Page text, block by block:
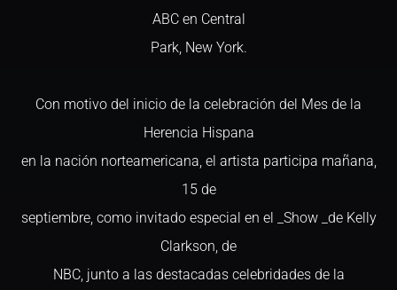
ABC en Central
Park, New York.
Con motivo del inicio de la celebración del Mes de la
Herencia Hispana
en la nación norteamericana, el artista participa mañana,
15 de
septiembre, como invitado especial en el _Show _de Kelly
Clarkson, de
NBC, junto a las destacadas celebridades de la